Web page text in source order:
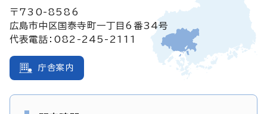
〒730-8586
広島市中区国泰寺町一丁目6番34号
代表電話：082-245-2111
庁舎案内